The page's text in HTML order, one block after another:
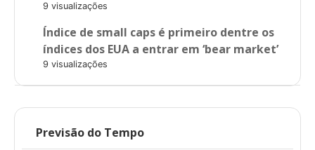
9 visualizações
Índice de small caps é primeiro dentre os
índices dos EUA a entrar em ‘bear market’
9 visualizações
Previsão do Tempo